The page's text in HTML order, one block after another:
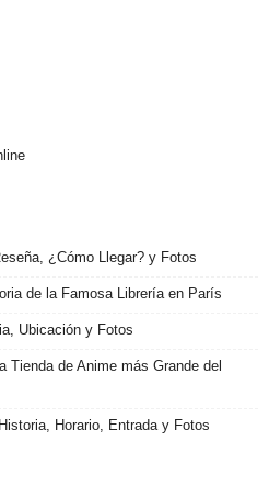
¿Cómo Llegar? y Fotos
de la Famosa Librería en París
Ubicación y Fotos
Tienda de Anime más Grande del
Horario, Entrada y Fotos